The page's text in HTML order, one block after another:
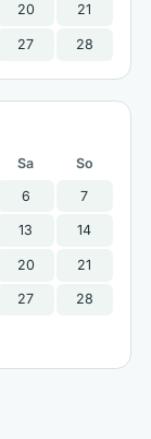
20 21
27 28
Sa
So
6 7
13 14
20 21
27 28